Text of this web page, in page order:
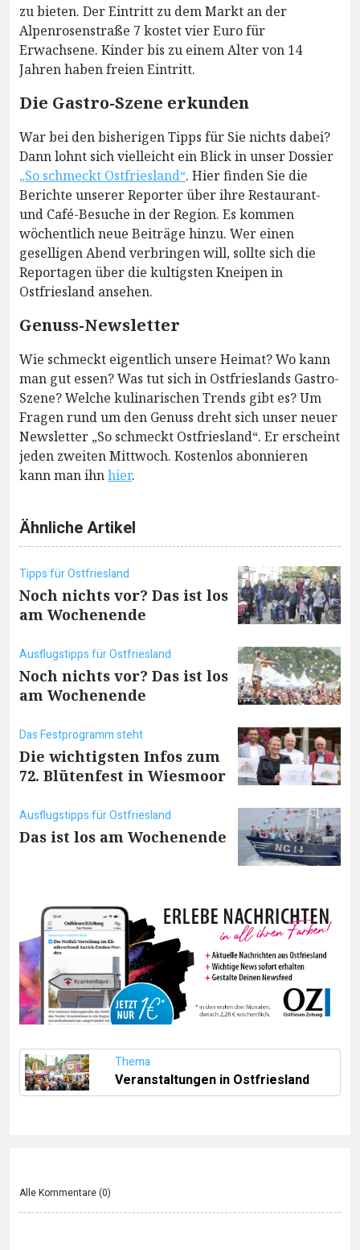
zu bieten. Der Eintritt zu dem Markt an der
Alpenrosenstraße 7 kostet vier Euro für
Erwachsene. Kinder bis zu einem Alter von 14
Jahren haben freien Eintritt.
Die Gastro-Szene erkunden
War bei den bisherigen Tipps für Sie nichts dabei?
Dann lohnt sich vielleicht ein Blick in unser Dossier
„So schmeckt Ostfriesland“. Hier finden Sie die
Berichte unserer Reporter über ihre Restaurant-
und Café-Besuche in der Region. Es kommen
wöchentlich neue Beiträge hinzu. Wer einen
geselligen Abend verbringen will, sollte sich die
Reportagen über die kultigsten Kneipen in
Ostfriesland ansehen.
Genuss-Newsletter
Wie schmeckt eigentlich unsere Heimat? Wo kann
man gut essen? Was tut sich in Ostfrieslands Gastro-
Szene? Welche kulinarischen Trends gibt es? Um
Fragen rund um den Genuss dreht sich unser neuer
Newsletter „So schmeckt Ostfriesland“. Er erscheint
jeden zweiten Mittwoch. Kostenlos abonnieren
kann man ihnhier.
Ähnliche Artikel
Tipps für Ostfriesland
Noch nichts vor? Das ist los
am Wochenende
Ausflugstipps für Ostfriesland
Noch nichts vor? Das ist los
am Wochenende
Das Festprogramm steht
Die wichtigsten Infos zum
72. Blütenfest in Wiesmoor
Ausflugstipps für Ostfriesland
Das ist los am Wochenende
Thema
Veranstaltungen in Ostfriesland
Alle Kommentare (0)